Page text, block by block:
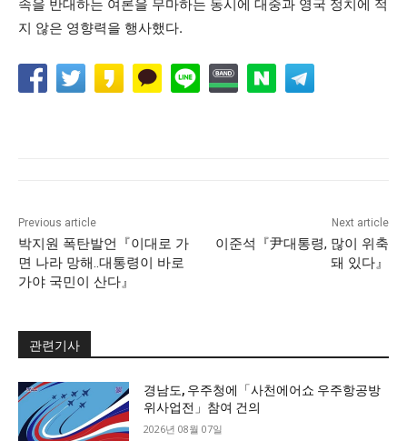
속을 반대하는 여론을 무마하는 동시에 대중과 영국 정치에 적
지 않은 영향력을 행사했다.
Previous article
박지원 폭탄발언『이대로 가
면 나라 망해..대통령이 바로
가야 국민이 산다』
Next article
이준석『尹대통령, 많이 위축
돼 있다』
관련기사
경남도, 우주청에「사천에어쇼 우주항공방
위사업전」참여 건의
2026년 08월 07일